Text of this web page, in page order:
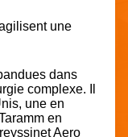
une
dans
complexe. Il
une en
en
Aero